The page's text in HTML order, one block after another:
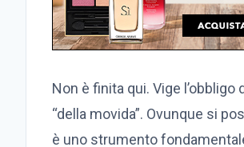
Non è finita qui. Vige
“della movida”. Ovunque si
è uno strumento